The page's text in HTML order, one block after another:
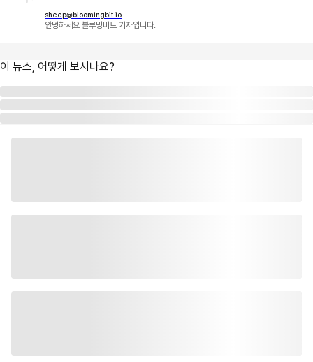
sheep@bloomingbit.io
안녕하세요 블루밍비트 기자입니다.
이 뉴스, 어떻게 보시나요?